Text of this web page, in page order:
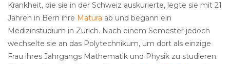
Krankheit, die sie in der Schweiz auskurierte, legte sie mit 21
Jahren in Bern ihre Matura ab und begann ein
Medizinstudium in Zürich. Nach einem Semester jedoch
wechselte sie an das Polytechnikum, um dort als einzige
Frau ihres Jahrgangs Mathematik und Physik zu studieren.